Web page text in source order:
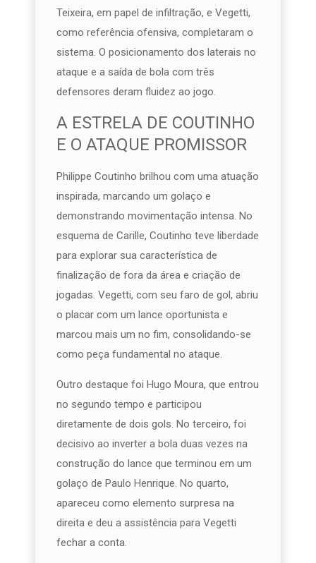
Teixeira, em papel de infiltração, e Vegetti,
como referência ofensiva, completaram o
sistema. O posicionamento dos laterais no
ataque e a saída de bola com três
defensores deram fluidez ao jogo.
A ESTRELA DE COUTINHO
E O ATAQUE PROMISSOR
Philippe Coutinho brilhou com uma atuação
inspirada, marcando um golaço e
demonstrando movimentação intensa. No
esquema de Carille, Coutinho teve liberdade
para explorar sua característica de
finalização de fora da área e criação de
jogadas. Vegetti, com seu faro de gol, abriu
o placar com um lance oportunista e
marcou mais um no fim, consolidando-se
como peça fundamental no ataque.
Outro destaque foi Hugo Moura, que entrou
no segundo tempo e participou
diretamente de dois gols. No terceiro, foi
decisivo ao inverter a bola duas vezes na
construção do lance que terminou em um
golaço de Paulo Henrique. No quarto,
apareceu como elemento surpresa na
direita e deu a assistência para Vegetti
fechar a conta.